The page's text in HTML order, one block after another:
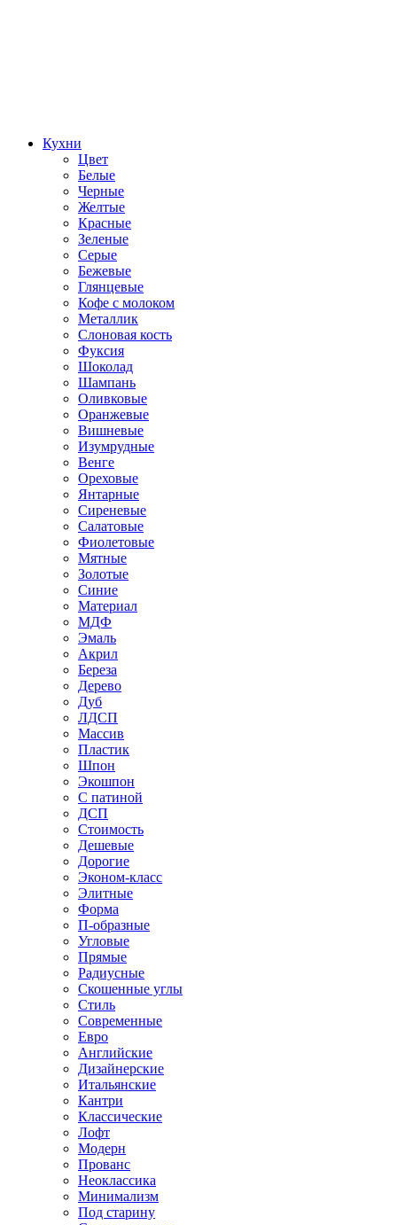
Кухни
Цвет
Белые
Черные
Желтые
Красные
Зеленые
Серые
Бежевые
Глянцевые
Кофе с молоком
Металлик
Слоновая кость
Фуксия
Шоколад
Шампань
Оливковые
Оранжевые
Вишневые
Изумрудные
Венге
Ореховые
Янтарные
Сиреневые
Салатовые
Фиолетовые
Мятные
Золотые
Синие
Материал
МДФ
Эмаль
Акрил
Береза
Дерево
Дуб
ЛДСП
Массив
Пластик
Шпон
Экошпон
С патиной
ДСП
Стоимость
Дешевые
Дорогие
Эконом-класс
Элитные
Форма
П-образные
Угловые
Прямые
Радиусные
Скошенные углы
Стиль
Современные
Евро
Английские
Дизайнерские
Итальянские
Кантри
Классические
Лофт
Модерн
Прованс
Неоклассика
Минимализм
Под старину